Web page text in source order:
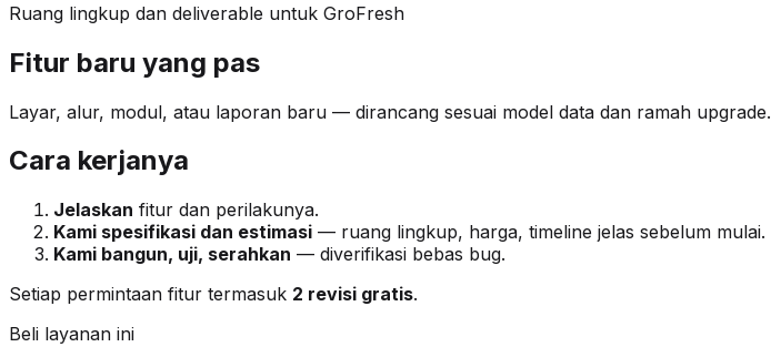
Ruang lingkup dan deliverable untuk GroFresh
Fitur baru yang pas
Layar, alur, modul, atau laporan baru — dirancang sesuai model data dan ramah upgrade.
Cara kerjanya
Jelaskan fitur dan perilakunya.
Kami spesifikasi dan estimasi — ruang lingkup, harga, timeline jelas sebelum mulai.
Kami bangun, uji, serahkan — diverifikasi bebas bug.
Setiap permintaan fitur termasuk 2 revisi gratis.
Beli layanan ini